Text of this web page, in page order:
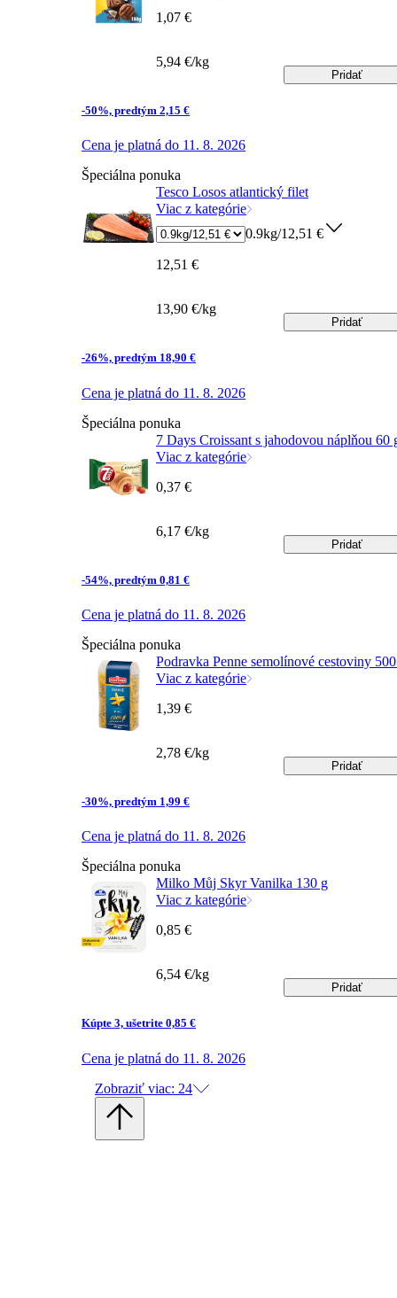
-50%, predtým 2,15 €
Cena je platná do 11. 8. 2026
1,07 €
5,94 €/kg
Pridať
Špeciálna ponuka
Tesco Losos atlantický filet
Viac z kategórie
-26%, predtým 18,90 €
Cena je platná do 11. 8. 2026
0.9kg/12,51 €
12,51 €
13,90 €/kg
Pridať
Špeciálna ponuka
7 Days Croissant s jahodovou náplňou 60
Viac z kategórie
-54%, predtým 0,81 €
Cena je platná do 11. 8. 2026
0,37 €
6,17 €/kg
Pridať
Špeciálna ponuka
Podravka Penne semolínové cestoviny
Viac z kategórie
-30%, predtým 1,99 €
Cena je platná do 11. 8. 2026
1,39 €
2,78 €/kg
Pridať
Špeciálna ponuka
Milko Můj Skyr Vanilka 130 g
Viac z kategórie
Kúpte 3, ušetrite 0,85 €
Cena je platná do 11. 8. 2026
0,85 €
6,54 €/kg
Pridať
Zobraziť viac: 24